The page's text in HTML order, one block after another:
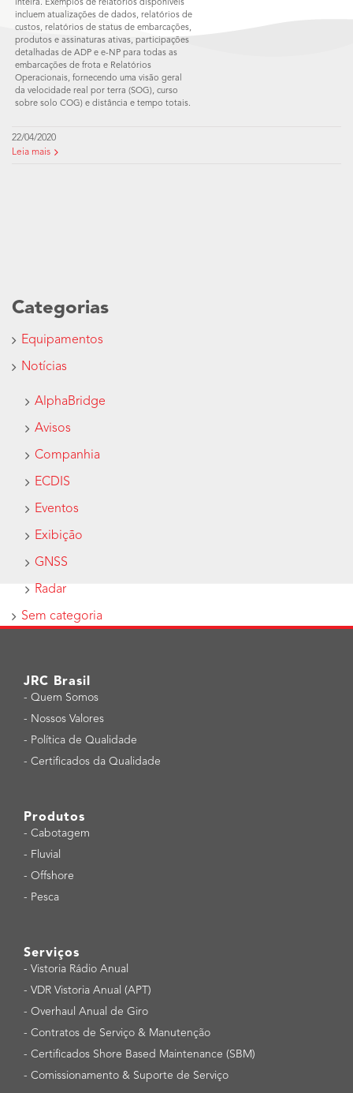
inteira. Exemplos de relatórios disponíveis
incluem atualizações de dados, relatórios de
custos, relatórios de status de embarcações,
produtos e assinaturas ativas, participações
detalhadas de ADP e e-NP para todas as
embarcações de frota e Relatórios
Operacionais, fornecendo uma visão geral
da velocidade real por terra (SOG), curso
sobre solo COG) e distância e tempo totais.
22/04/2020
Leia mais
Categorias
Equipamentos
Notícias
AlphaBridge
Avisos
Companhia
ECDIS
Eventos
Exibição
GNSS
Radar
Sem categoria
JRC Brasil
- Quem Somos
- Nossos Valores
- Política de Qualidade
- Certificados da Qualidade
Produtos
- Cabotagem
- Fluvial
- Offshore
- Pesca
Serviços
- Vistoria Rádio Anual
- VDR Vistoria Anual (APT)
- Overhaul Anual de Giro
- Contratos de Serviço & Manutenção
- Certificados Shore Based Maintenance (SBM)
- Comissionamento & Suporte de Serviço